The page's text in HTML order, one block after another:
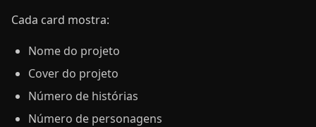
Cada card mostra:
Nome do projeto
Cover do projeto
Número de histórias
Número de personagens